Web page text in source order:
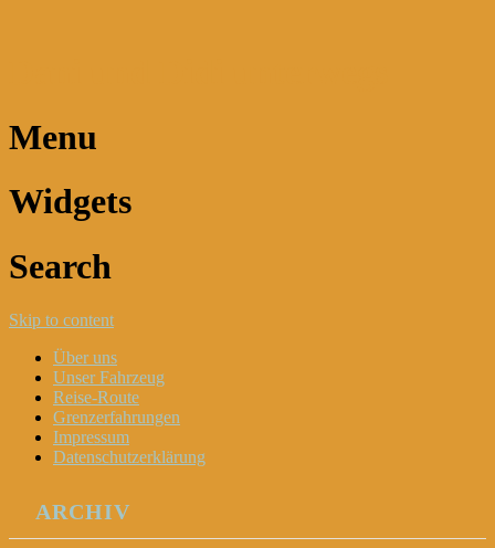
Menu
Widgets
Search
Skip to content
Über uns
Unser Fahrzeug
Reise-Route
Grenzerfahrungen
Impressum
Datenschutzerklärung
ARCHIV